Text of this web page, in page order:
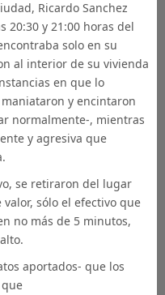
Ricardo Sanchez
20:30 y 21:00 horas del
solo en su
al interior de su vivienda
en que lo
y encintaron
normalmente-, mientras
y agresiva que
se retiraron del lugar
sólo el efectivo que
no más de 5 minutos,
aportados- que los